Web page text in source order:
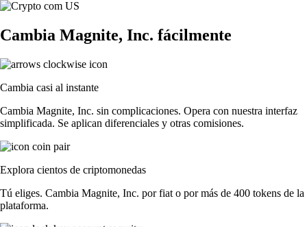
Cambia Magnite, Inc. fácilmente
Cambia casi al instante
Cambia Magnite, Inc. sin complicaciones. Opera con nuestra interfaz
simplificada. Se aplican diferenciales y otras comisiones.
Explora cientos de criptomonedas
Tú eliges. Cambia Magnite, Inc. por fiat o por más de 400 tokens de la
plataforma.